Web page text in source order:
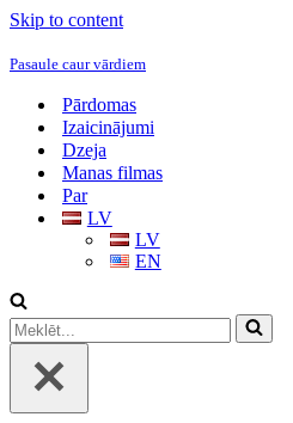
Skip to content
Pasaule caur vārdiem
Pārdomas
Izaicinājumi
Dzeja
Manas filmas
Par
LV
LV
EN
Meklēt...